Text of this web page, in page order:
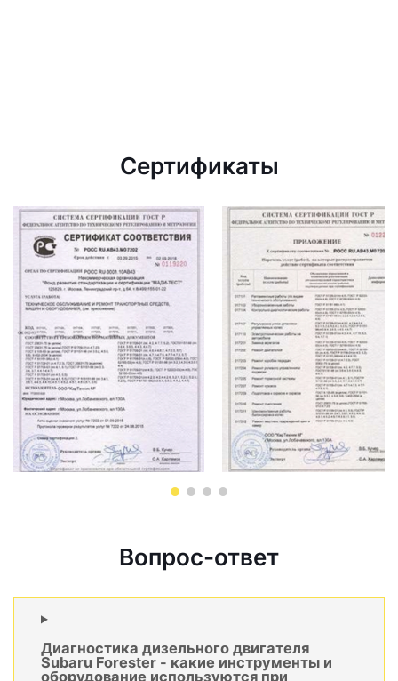
Сертификаты
Вопрос-ответ
Диагностика дизельного двигателя
Subaru Forester - какие инструменты и
оборудование используются при